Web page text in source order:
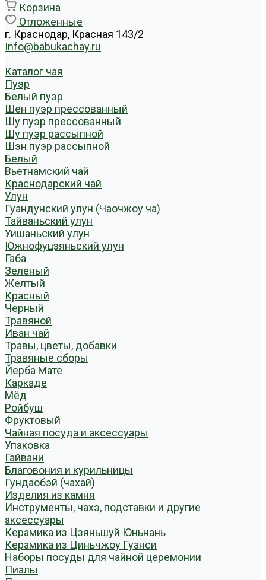
Корзина
Отложенные
г. Краснодар, Красная 143/2
Info@babukachay.ru
Каталог чая
Пуэр
Белый пуэр
Шен пуэр прессованный
Шу пуэр прессованный
Шу пуэр рассыпной
Шэн пуэр рассыпной
Белый
Вьетнамский чай
Краснодарский чай
Улун
Гуандунский улун (Чаочжоу ча)
Тайваньский улун
Уишаньский улун
Южнофуцзяньский улун
Габа
Зеленый
Желтый
Красный
Черный
Травяной
Иван чай
Травы, цветы, добавки
Травяные сборы
Йерба Мате
Каркаде
Мёд
Ройбуш
Фруктовый
Чайная посуда и аксессуары
Упаковка
Гайвани
Благовония и курильницы
Гундаобэй (чахай)
Изделия из камня
Инструменты, чахэ, подставки и другие
аксессуары
Керамика из Цзяньшуй Юньнань
Керамика из Циньчжоу Гуанси
Наборы посуды для чайной церемонии
Пиалы